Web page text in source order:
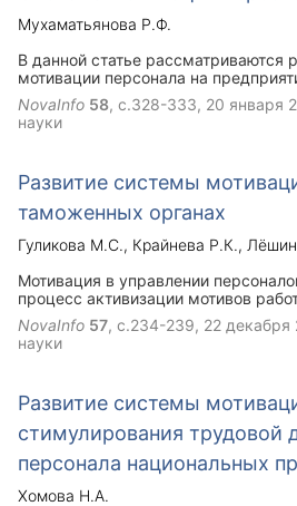
Мухаматьянова Р.Ф.
В данной статье рассматриваются
мотивации персонала на
в целом. Также подробно
применения правильно
удовлетворяющей потребности как
NovaInfo 58, с.328-333, 20 января
науки
Развитие системы
таможенных органах
Гуликова М.С. Крайнева Р.К.
Мотивация в управлении
процесс активизации мотивов
мотивация) и создания стимулов
их побуждения к эффективному
является формирование комплекса
эффектом. Процесс мотивации
разбит на следующие этапы:
формирование и развитие
целью изменения поведения людей,
реализации целей, корректировка
процесса в зависимости от степени
NovaInfo 57, с.234-239, 22 декабря
науки
Развитие системы
стимулирования трудовой
персонала национальных
Хомова Н.А.